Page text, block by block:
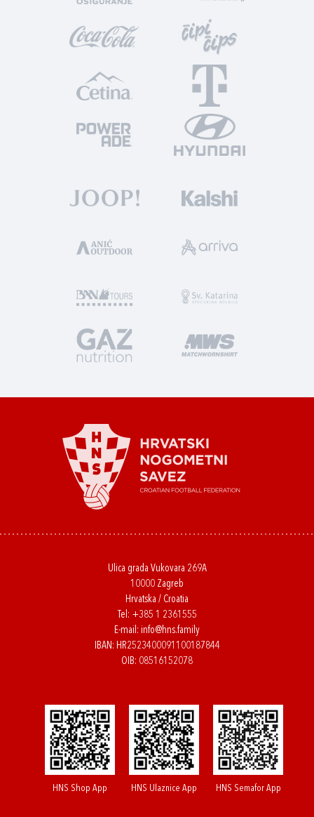
Ulica grada Vukovara 269A
10000 Zagreb
Hrvatska / Croatia
Tel: +385 1 2361555
E-mail: info@hns.family
IBAN: HR2523400091100187844
OIB: 08516152078
HNS Shop App HNS Ulaznice App HNS Semafor App